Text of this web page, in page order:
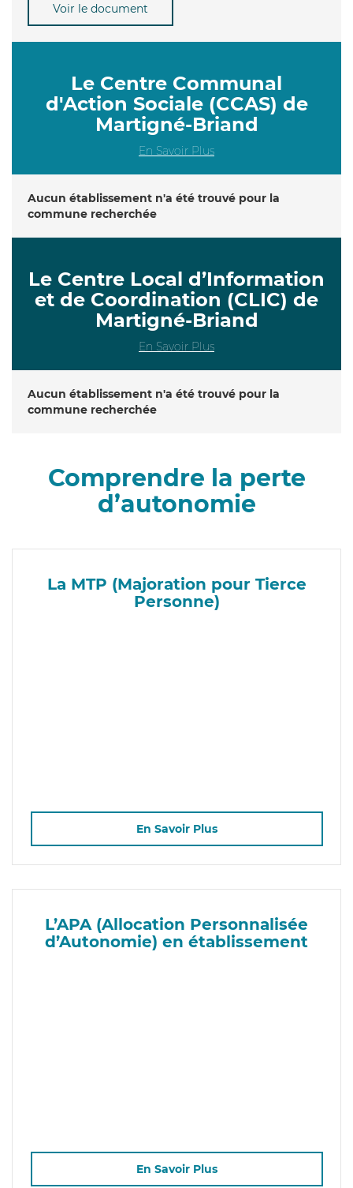
Voir le document
Le Centre Communal
d'Action Sociale (CCAS) de
Martigné-Briand
En Savoir Plus
Aucun établissement n'a été trouvé pour la
commune recherchée
Le Centre Local d’Information
et de Coordination (CLIC) de
Martigné-Briand
En Savoir Plus
Aucun établissement n'a été trouvé pour la
commune recherchée
Comprendre la perte
d’autonomie
La MTP (Majoration pour Tierce
Personne)
En Savoir Plus
L’APA (Allocation Personnalisée
d’Autonomie) en établissement
En Savoir Plus